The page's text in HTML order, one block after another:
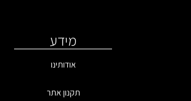
מידע
אודותינו
תקנון אתר